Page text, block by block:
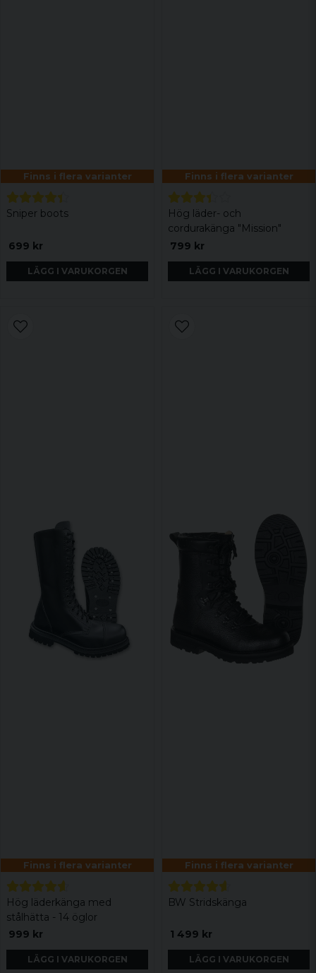
Finns i flera varianter
Sniper boots
699 kr
LÄGG I VARUKORGEN
Finns i flera varianter
Hög läder- och
cordurakänga "Mission"
799 kr
LÄGG I VARUKORGEN
Finns i flera varianter
Hög läderkänga med
stålhätta - 14 öglor
999 kr
LÄGG I VARUKORGEN
Finns i flera varianter
BW Stridskänga
1 499 kr
LÄGG I VARUKORGEN